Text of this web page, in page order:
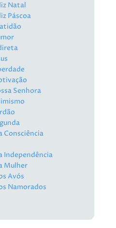
Natal
Páscoa
Senhora
Consciência
Independência
Mulher
Avós
Namorados